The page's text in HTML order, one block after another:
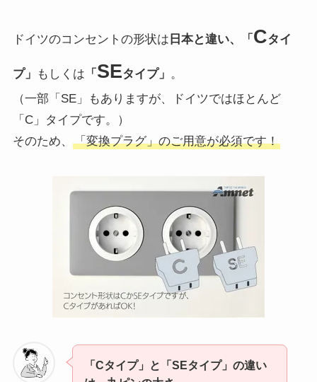
ドイツのコンセントの形状は 日本と違い、「 Cタイ
プ」 もしくは 「 SEタイプ」 。
（一部「SE」もありますが、ドイツではほとんど
「C」タイプです。）
そのため、
「変換プラグ」のご用意が必須です！
「Cタイプ」と「SEタイプ」の違い